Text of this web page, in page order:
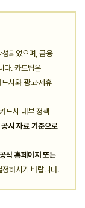
성되었으며, 금융
다. 카드팁은
드사와 광고·제휴
드사 내부 정책
시 자료 기준으로
식 홈페이지 또는
정하시기 바랍니다.